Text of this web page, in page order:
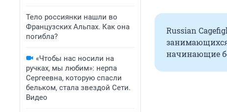
Тело россиянки нашли во
Французских Альпах. Как она
погибла?
«Чтобы нас носили на
ручках, мы любим»: нерпа
Сергеевна, которую спасли
бельком, стала звездой Сети.
Видео
Russian
начинающие